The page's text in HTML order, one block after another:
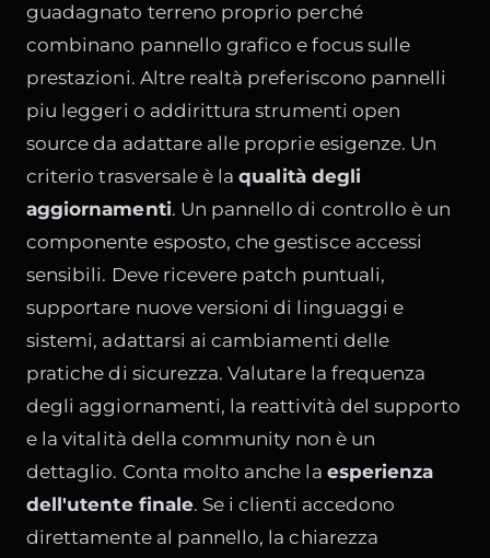
guadagnato terreno proprio perché
combinano pannello grafico e focus sulle
prestazioni. Altre realtà preferiscono pannelli
piu leggeri o addirittura strumenti open
source da adattare alle proprie esigenze. Un
criterio trasversale è laqualità degli
aggiornamenti. Un pannello di controllo è un
componente esposto, che gestisce accessi
sensibili. Deve ricevere patch puntuali,
supportare nuove versioni di linguaggi e
sistemi, adattarsi ai cambiamenti delle
pratiche di sicurezza. Valutare la frequenza
degli aggiornamenti, la reattività del supporto
e la vitalità della community non è un
dettaglio. Conta molto anche la esperienza
dell'utente finale. Se i clienti accedono
direttamente al pannello, la chiarezza